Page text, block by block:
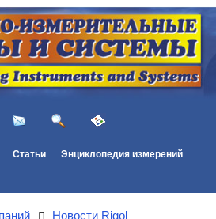
Статьи Энциклопедия измерений
Новости Rigol